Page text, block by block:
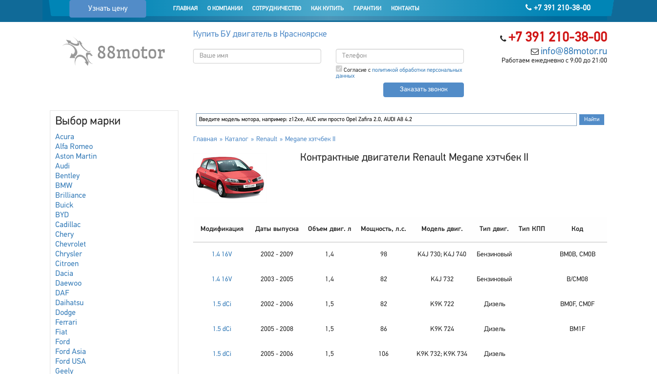
Узнать цену +7 391 210-38-00
ГЛАВНАЯ О КОМПАНИИ СОТРУДНИЧЕСТВО КАК КУПИТЬ ГАРАНТИИ КОНТАКТЫ
+7 391 210-38-00
info@88motor.ru
Работаем ежедневно с 9:00 до 21:00
Купить БУ двигатель в Красноярске
Согласие с политикой обработки персональных
данных
Заказать звонок
Выбор марки
Acura
Alfa Romeo
Aston Martin
Audi
Bentley
BMW
Brilliance
Buick
BYD
Cadillac
Chery
Chevrolet
Chrysler
Citroen
Dacia
Daewoo
DAF
Daihatsu
Dodge
Ferrari
Fiat
Ford
Ford Asia
Ford USA
Geely
Главная Каталог Renault Megane хэтчбек II
Контрактные двигатели Renault Megane хэтчбек II
Модификация Даты выпуска Объем двиг. л Мощность, л.с. Модель двиг. Тип двиг. Тип КПП Код
1.4 16V 2002 - 2009 1,4 98 K4J 730; K4J 740 Бензиновый BM0B, CM0B
1.4 16V 2003 - 2005 1,4 82 K4J 732 Бензиновый B/CM08
1.5 dCi 2002 - 2006 1,5 82 K9K 722 Дизель BM0F, CM0F
1.5 dCi 2005 - 2008 1,5 86 K9K 724 Дизель BM1F
1.5 dCi 2005 - 2006 1,5 106 K9K 732; K9K 734 Дизель